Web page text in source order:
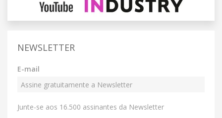
NEWSLETTER
E-mail
Junte-se aos 16.500 assinantes da Newsletter